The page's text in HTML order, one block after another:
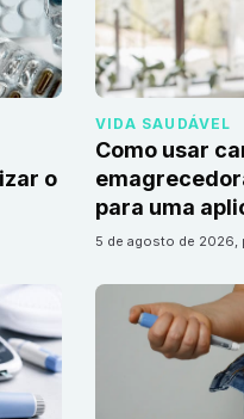
o
VIDA SAUDÁVEL
Como usar
para uma
5 de agosto de 2026,